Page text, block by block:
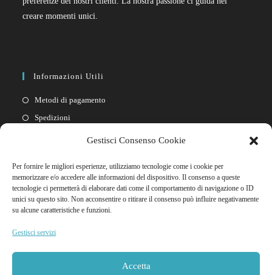
Gestisci Consenso Cookie
Per fornire le migliori esperienze, utilizziamo tecnologie come i cookie per
memorizzare e/o accedere alle informazioni del dispositivo. Il consenso a queste
tecnologie ci permetterà di elaborare dati come il comportamento di navigazione o ID
unici su questo sito. Non acconsentire o ritirare il consenso può influire negativamente
su alcune caratteristiche e funzioni.
Gestisci servizi
Accetta
creare momenti unici.
Informazioni Utili
Metodi di pagamento
Spedizioni
Cookie policy
Link Rapidi